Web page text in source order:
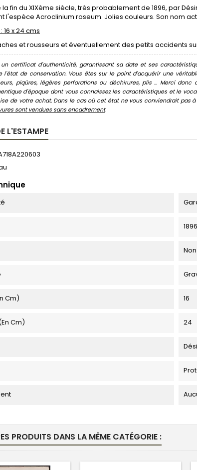
fin du XIXème siècle, très probablement de 1896, par
l'espèce Acroclinium roseum. Jolies couleurs. Son nom
16 x 24 cms
et rousseurs et éventuellement des petits accidents
un certificat d'authenticité, garantissant sa date et ses
l'état de conservation. Vous êtes sur le point d'acquérir une
piqûres, légères perforations ou déchirures, plis ... Merci
d'époque dont vous connaissez les caractéristiques et le
de votre achat. Dans le cas où cet état ne vous conviendrait pas
sont vendues sans encadrement.
L'ESTAMPE
1896
Non
Cm) 16
Cm) 24
PRODUITS DANS LA MÊME CATÉGORIE :